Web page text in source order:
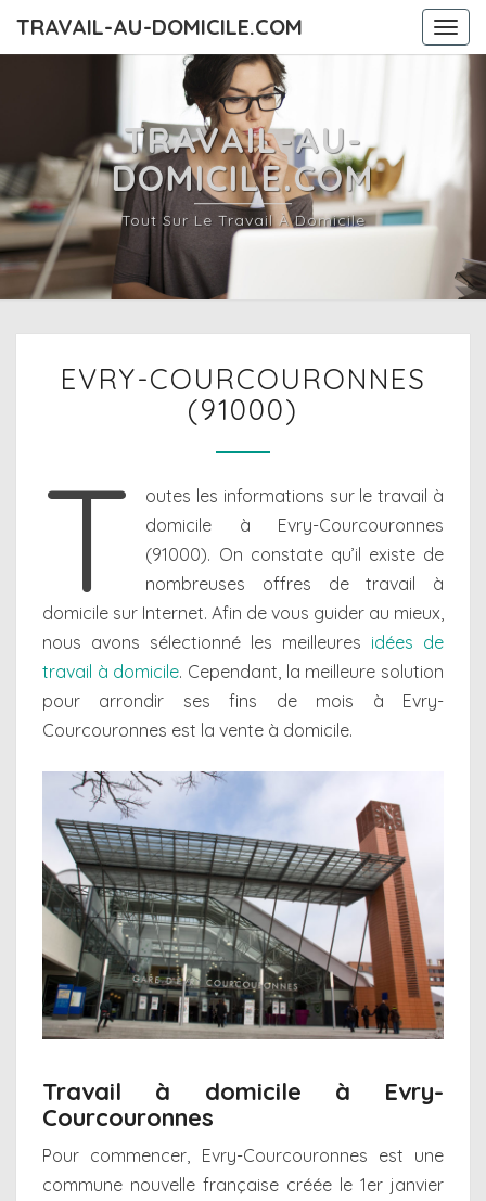
TRAVAIL-AU-DOMICILE.COM
TRAVAIL-AU-
DOMICILE.COM
Tout Sur Le Travail À Domicile
COURCOURONNES
(91000)
EVRY-COURCOURONNES
(91000)
T
outes les informations sur le travail à
domicile à Evry-Courcouronnes
(91000). On constate qu’il existe de
nombreuses offres de travail à
domicile sur Internet. Afin de vous guider au mieux,
nous avons sélectionné les meilleures idées de
travail à domicile. Cependant, la meilleure solution
pour arrondir ses fins de mois à Evry-
Courcouronnes est la vente à domicile.
Travail à domicile à Evry-
Courcouronnes
Pour commencer, Evry-Courcouronnes est une
commune nouvelle française créée le 1er janvier